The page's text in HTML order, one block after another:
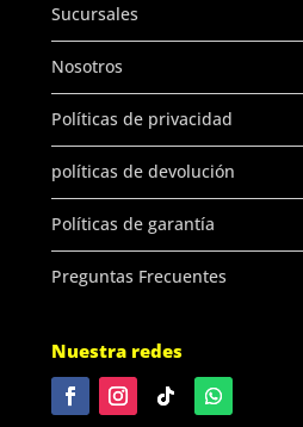
Sucursales
Nosotros
Políticas de privacidad
políticas de devolución
Políticas de garantía
Preguntas Frecuentes
Nuestra redes